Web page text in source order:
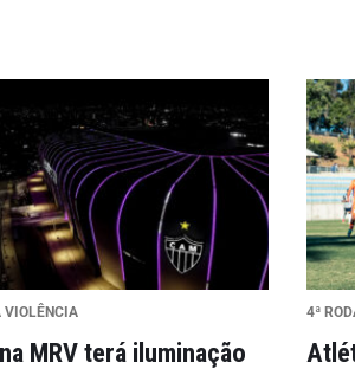
VIOLÊNCIA
MRV terá iluminação
4ª